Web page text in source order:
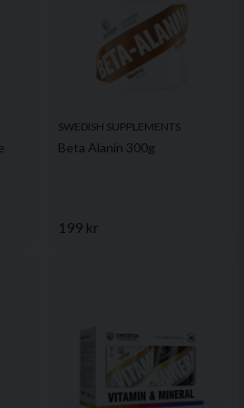
SWEDISH SUPPLEMENTS
Beta Alanin 300g
199 kr